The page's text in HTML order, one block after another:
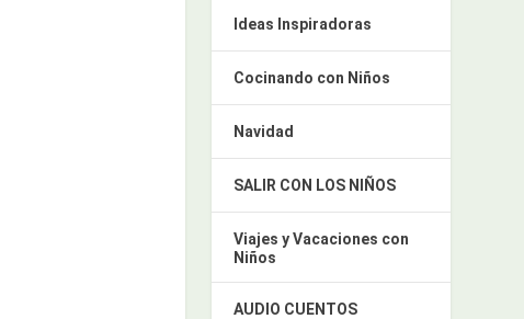
Ideas Inspiradoras
Cocinando con Niños
Navidad
SALIR CON LOS NIÑOS
Viajes y Vacaciones con
Niños
AUDIO CUENTOS